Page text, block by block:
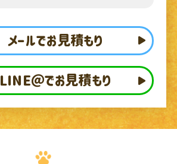
メールでお見積もり
LINE＠でお見積もり